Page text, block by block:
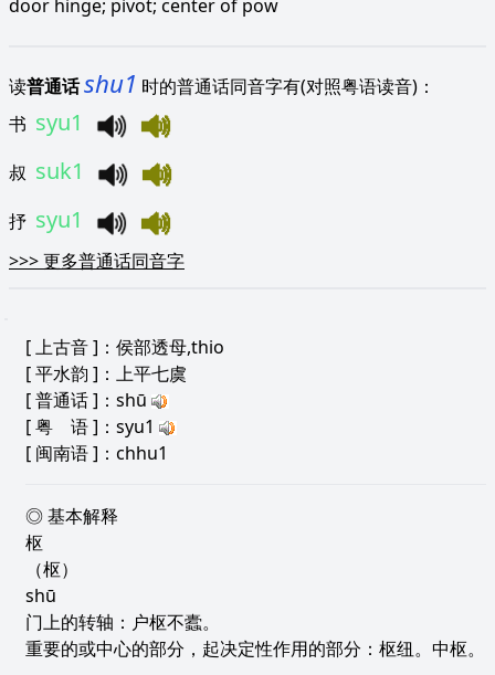
door hinge; pivot; center of pow
读普通话shu1 时的普通话同音字有(对照粤语读音)：
书 syu1
叔 suk1
抒 syu1
>>>更多普通话同音字
[上古音]：侯部透母,thio
[平水韵 ]：上平七虞
[普通话]：shū
[粤 语]：syu1
[ 闽南语]：chhu1
◎ 基本解释
枢
（枢）
shū
门上的转轴：户枢不蠹。
重要的或中心的部分，起决定性作用的部分：枢纽。中枢。